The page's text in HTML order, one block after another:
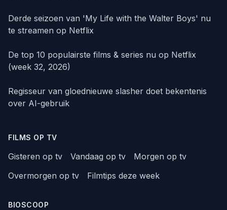
Derde seizoen van 'My Life with the Walter Boys' nu
te streamen op Netflix
De top 10 populairste films & series nu op Netflix
(week 32, 2026)
Regisseur van gloednieuwe slasher doet bekentenis
over AI-gebruik
FILMS OP TV
Gisteren op tv Vandaag op tv
Morgen op tv
Overmorgen op tv
Filmtips deze week
BIOSCOOP